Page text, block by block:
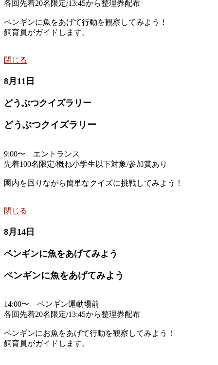
各回先着20名限定/13:45から整理券配布
ペンギンに魚をあげて行動を観察してみよう！
飼育員がガイドします。
閉じる
8月11日
どうぶつクイズラリー
どうぶつクイズラリー
9:00〜 エントランス
先着100名限定/概ね小学生以下対象/参加賞あり
園内を回りながら簡単なクイズに挑戦してみよう！
閉じる
8月14日
ペンギンに魚をあげてみよう
ペンギンに魚をあげてみよう
14:00〜 ペンギン運動場前
各回先着20名限定/13:45から整理券配布
ペンギンにお魚をあげて行動を観察してみよう！
飼育員がガイドします。